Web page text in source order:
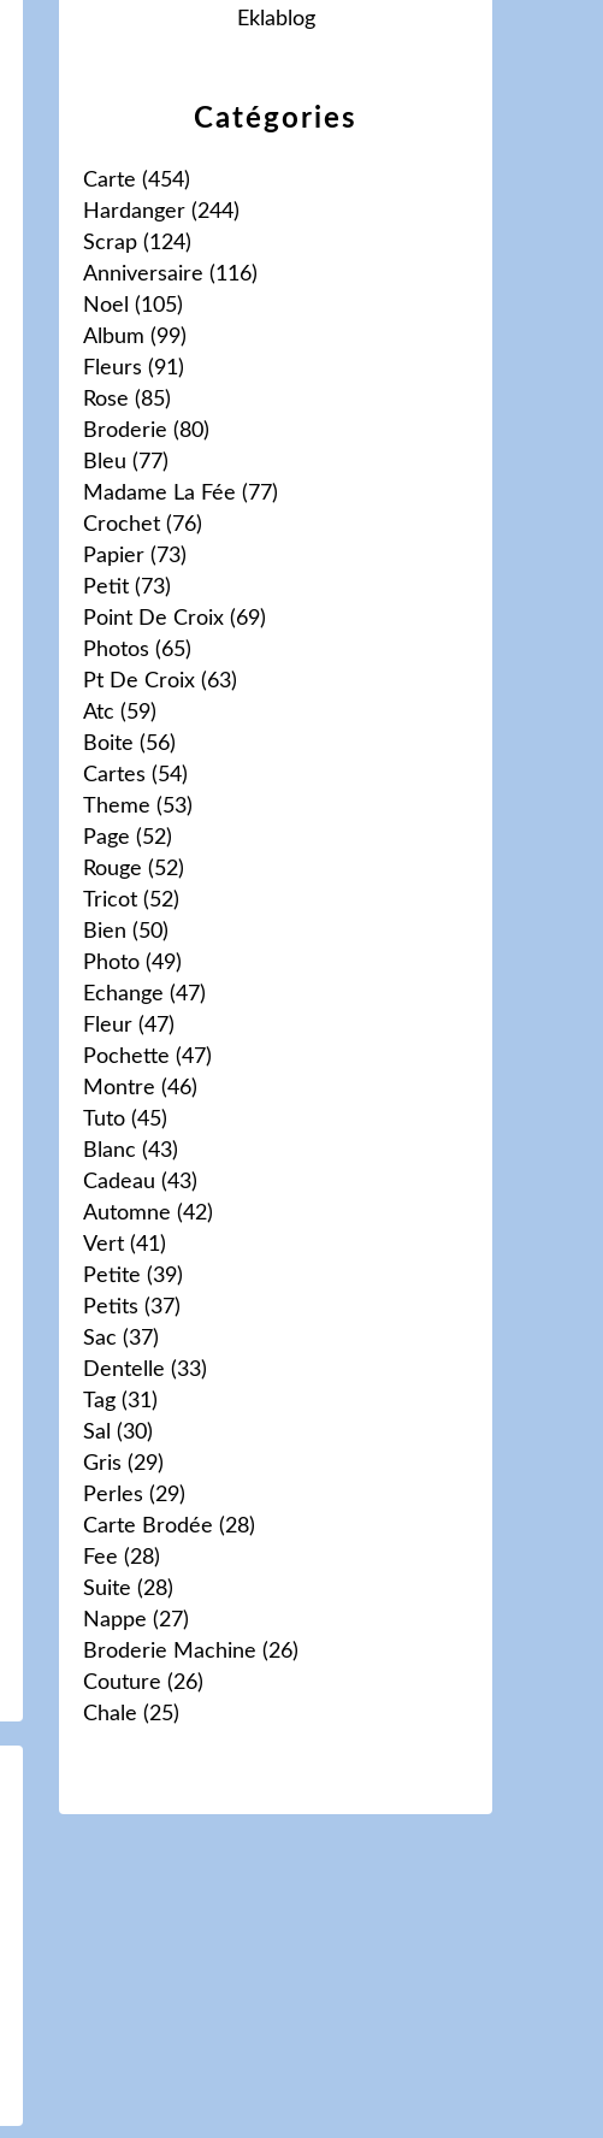
Catégories
Carte (454)
Hardanger (244)
Scrap (124)
Anniversaire (116)
Noel (105)
Album (99)
Fleurs (91)
Rose (85)
Broderie (80)
Bleu (77)
Madame La Fée (77)
Crochet (76)
Papier (73)
Petit (73)
Point De Croix (69)
Photos (65)
Pt De Croix (63)
Atc (59)
Boite (56)
Cartes (54)
Theme (53)
Page (52)
Rouge (52)
Tricot (52)
Bien (50)
Photo (49)
Echange (47)
Fleur (47)
Pochette (47)
Montre (46)
Tuto (45)
Blanc (43)
Cadeau (43)
Automne (42)
Vert (41)
Petite (39)
Petits (37)
Sac (37)
Dentelle (33)
Tag (31)
Sal (30)
Gris (29)
Perles (29)
Carte Brodée (28)
Fee (28)
Suite (28)
Nappe (27)
Broderie Machine (26)
Couture (26)
Chale (25)
Eklablog